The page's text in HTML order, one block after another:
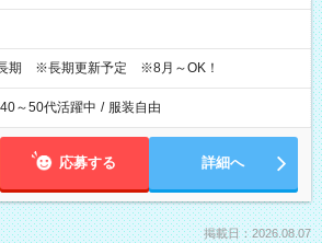
期 ※長期更新予定 ※8月～OK！
40～50代活躍中 / 服装自由
応募する 詳細へ
掲載日：2026.08.07